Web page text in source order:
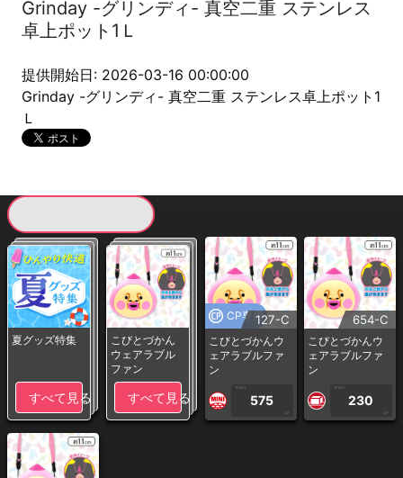
Grinday -グリンディ- 真空二重 ステンレス
卓上ポット1Ｌ
提供開始日: 2026-03-16 00:00:00
Grinday -グリンディ- 真空二重 ステンレス卓上ポット1
Ｌ
夏グッズ特集
すべて見る
こびとづかん
ウェアラブル
ファン
すべて見る
CP専用127-C
こびとづかんウ
ェアラブルファ
ン
1PLAY
575
CP
654-C
こびとづかんウ
ェアラブルファ
ン
1PLAY
230
CP